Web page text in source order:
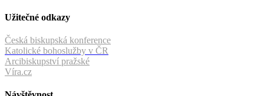
Užitečné odkazy
Česká biskupská konference
Katolické bohoslužby v ČR
Arcibiskupství pražské
Víra.cz